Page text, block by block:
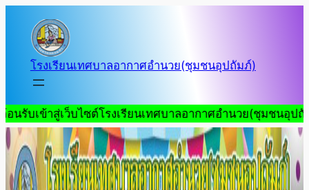
content
โรงเรียนเทศบาลอากาศอำนวย(ชุมชนอุปถัมภ์)
เข้าสู่เว็บไซต์โรงเรียนเทศบาลอากาศอำนวย(ชุมชนอุปถัมภ์)